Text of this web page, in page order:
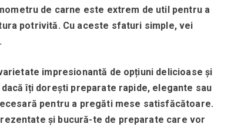
de carne este extrem de util pentru a
potrivită. Cu aceste sfaturi simple, vei
impresionantă de opțiuni delicioase și
îți dorești preparate rapide, elegante sau
pentru a pregăti mese satisfăcătoare.
și bucură-te de preparate care vor